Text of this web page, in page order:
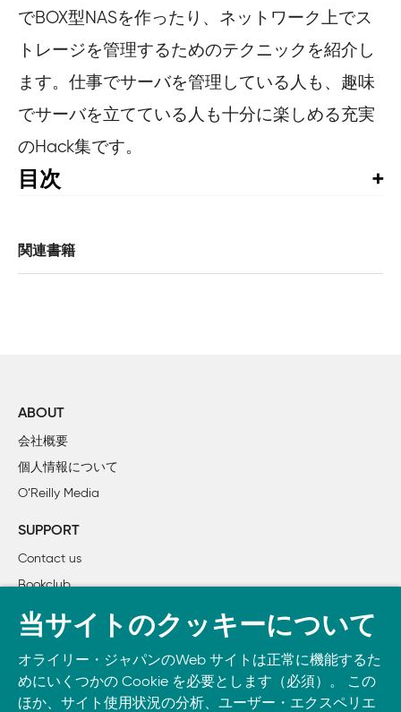
でBOX型NASを作ったり、ネットワーク上でス
トレージを管理するためのテクニックを紹介し
ます。仕事でサーバを管理している人も、趣味
でサーバを立てている人も十分に楽しめる充実
のHack集です。
目次
1章　Linux認証
	6.　LDAPによってログインを一元管理する
	7.　Kerberosによるシステムの安全確保
	9.　NISとLDAPデータの同期
	11.　Web経由によるVNCサーバへのアクセス
	12.　SSH経由による安全なVNC
	13.　オンデマンドによるVNCサーバの起動
	14.　デスクトップをダイエットしてシンクライアントにする
	15.　ネットワーク経由でWindowsを実行する
	16.　FreeNXとの軽量でセキュアなX接続
	17.　FreeNXによる安全なVNC接続
関連書籍
ABOUT
会社概要
個人情報について
O’Reilly Media
SUPPORT
Contact us
Bookclub
書籍注文
Take O’Reilly with you and learn anywhere, anytime on your
phone
and tablet.
当サイトのクッキーについて
オライリー・ジャパンのWeb サイトは正常に機能するた
めにいくつかの Cookie を必要とします（必須）。 この
ほか、サイト使用状況の分析、ユーザー・エクスペリエ